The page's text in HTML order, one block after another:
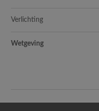
Verlichting
Wetgeving